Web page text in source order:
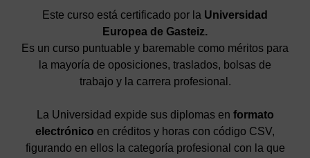
Este curso está certificado por la Universidad
Europea de Gasteiz.
Es un curso puntuable y baremable como méritos para
la mayoría de oposiciones, traslados, bolsas de
trabajo y la carrera profesional.
La Universidad expide sus diplomas en formato
electrónico en créditos y horas con código CSV,
figurando en ellos la categoría profesional con la que